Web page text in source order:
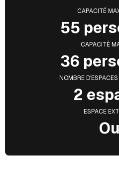
CAPACITÉ
55
CAPACITÉ
36
NOMBRE
2
ESPACE